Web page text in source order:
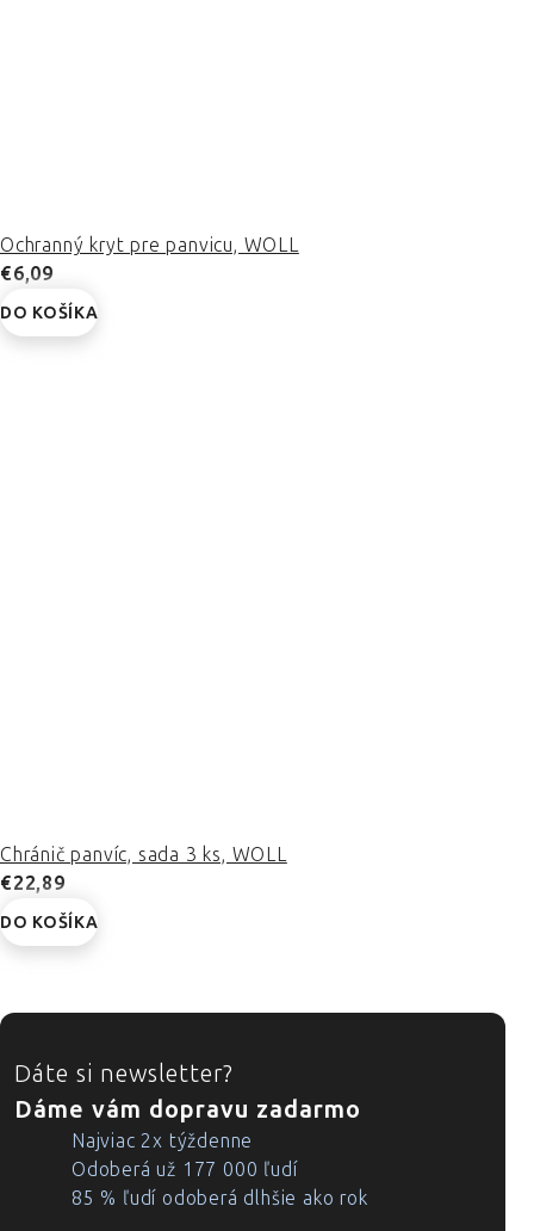
Ochranný kryt pre panvicu, WOLL
€6,09
DO KOŠÍKA
Chránič panvíc, sada 3 ks, WOLL
€22,89
DO KOŠÍKA
ZÁPÄTIE
Dáte si newsletter?
Dáme vám dopravu zadarmo
Najviac 2x týždenne
Odoberá už 177 000 ľudí
85 % ľudí odoberá dlhšie ako rok